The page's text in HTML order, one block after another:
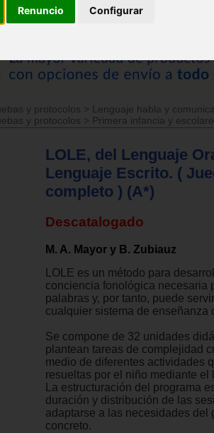
Renuncio Configurar
y protocolos >
Lenguaje habla y
y protocolos > Primera infancia y
LOLE, del Lenguaje
Lenguaje Escrito. (
completo ) (A*)
Descatalogado
M. A. Mayor y B. Zubiauz
LOLE es un método para
conciencia fonológica necesaria
palabras y, por tanto, puede
cualquier sistema de enseñanza
Se compone de 32 unidades
plantean tareas de complejidad
medio de diferentes actividades
resueltas por el niño mediante el
La estructuración del programa
duración y distribución de las
adaptarse a las necesidades del
concreto.